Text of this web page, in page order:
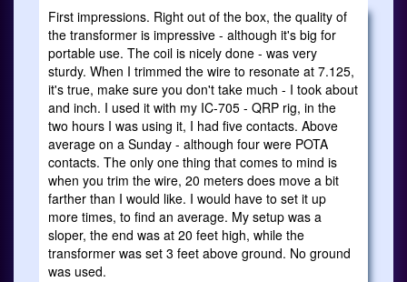
First impressions. Right out of the box, the quality of
the transformer is impressive - although it's big for
portable use. The coil is nicely done - was very
sturdy. When I trimmed the wire to resonate at 7.125,
it's true, make sure you don't take much - I took about
and inch. I used it with my IC-705 - QRP rig, in the
two hours I was using it, I had five contacts. Above
average on a Sunday - although four were POTA
contacts. The only one thing that comes to mind is
when you trim the wire, 20 meters does move a bit
farther than I would like. I would have to set it up
more times, to find an average. My setup was a
sloper, the end was at 20 feet high, while the
transformer was set 3 feet above ground. No ground
was used.